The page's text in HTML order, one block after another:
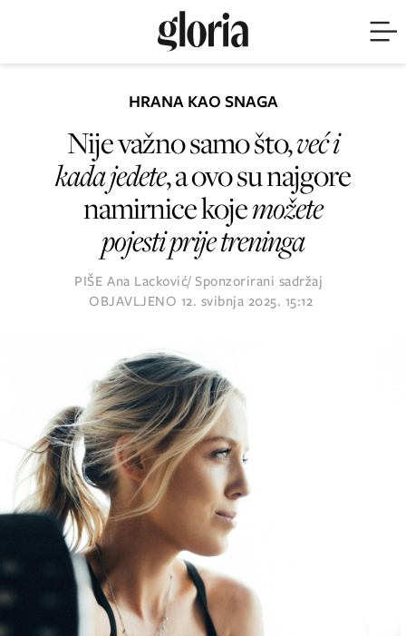
HRANA KAO SNAGA
Nije važno samo što,već i
kada jedete, a ovo su najgore
namirnice kojemožete
pojesti prije treninga
PIŠE Ana Lacković/ Sponzorirani sadržaj
OBJAVLJENO 12. svibnja 2025. 15:12